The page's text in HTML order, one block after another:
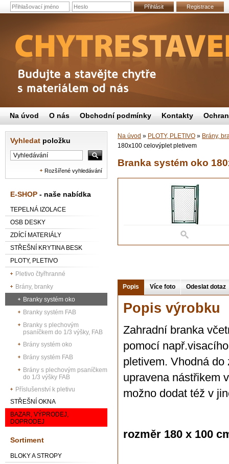
Přihlásit Registrace
Vyhledat položku
Rozšířené vyhledávání
E-SHOP - naše nabídka
TEPELNÁ IZOLACE
OSB DESKY
ZDÍCÍ MATERIÁLY
STŘEŠNÍ KRYTINA BESK
PLOTY, PLETIVO
Pletivo čtyřhranné
Brány, branky
Branky systém oko
Branky systém FAB
Branky s plechovým
psaníčkem do 1/3 výšky, FAB
Brány systém oko
Brány systém FAB
Brány s plechovým psaníčkem
do 1/3 výšky FAB
Příslušenství k pletivu
STŘEŠNÍ OKNA
BAZAR, VÝPRODEJ,
DOPRODEJ
Sortiment
BLOKY A STROPY
Na úvod » PLOTY, PLETIVO » Brány,
180x100 celovýplet pletivem
Branka systém oko
Popis Více foto Odeslat dotaz
Popis výrobku
Zahradní branka
pomocí
pletivem. Vhodná
upravena nástřikem
možno dodat též v
rozměr 180 x 100
Na úvod O nás Obchodní podmínky Kontakty